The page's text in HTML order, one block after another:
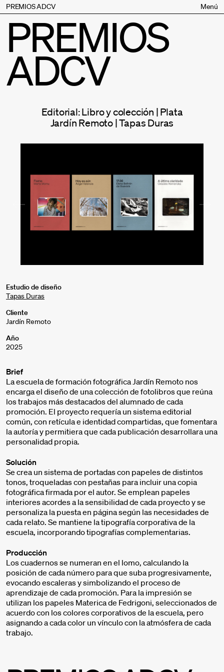
PREMIOS ADCV
Bases
Jurado
Inscripción
Palmarés
Premios especiales
Supporters
Contacto
Menú
PREMIOS
ADCV
Editorial: Libro y colección | Plata
Jardín Remoto | Tapas Duras
Estudio de diseño
Tapas Duras
Cliente
Jardín Remoto
Año
2025
Brief
La escuela de formación fotográfica Jardín Remoto nos
encarga el diseño de una colección de fotolibros que reúna
los trabajos más destacados del alumnado de cada
promoción. El proyecto requería un sistema editorial
común, con retícula e identidad compartidas, que fomentara
la autoría y permitiera que cada publicación desarrollara una
personalidad propia.
Solución
Se crea un sistema de portadas con papeles de distintos
tonos, troqueladas con pestañas para incluir una copia
fotográfica firmada por el autor. Se emplean papeles
interiores acordes a la sensibilidad de cada proyecto y se
personaliza la puesta en página según las necesidades de
cada relato. Se mantiene la tipografía corporativa de la
escuela, incorporando tipografías complementarias.
Producción
Los cuadernos se numeran en el lomo, calculando la
posición de cada número para que suba progresivamente,
evocando escaleras y simbolizando el proceso de
aprendizaje de cada promoción. Para la impresión se
utilizan los papeles Materica de Fedrigoni, seleccionados de
acuerdo con los colores corporativos de la escuela, pero
asignando a cada color un vínculo con la atmósfera de cada
trabajo.